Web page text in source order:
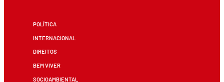
POLÍTICA
INTERNACIONAL
DIREITOS
BEM VIVER
SOCIOAMBIENTAL